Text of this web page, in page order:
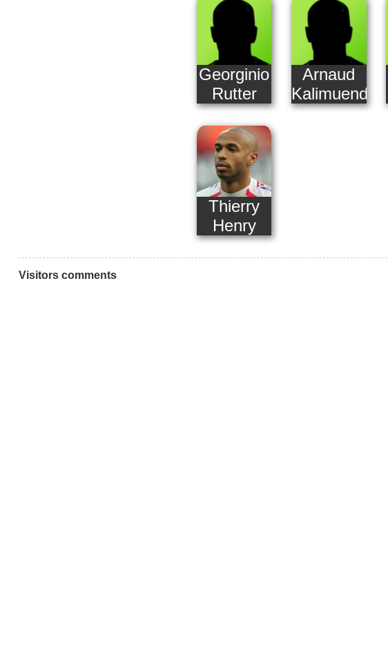
Georginio
Rutter
Arnaud
Kalimuendo
Thierry
Henry
Visitors comments